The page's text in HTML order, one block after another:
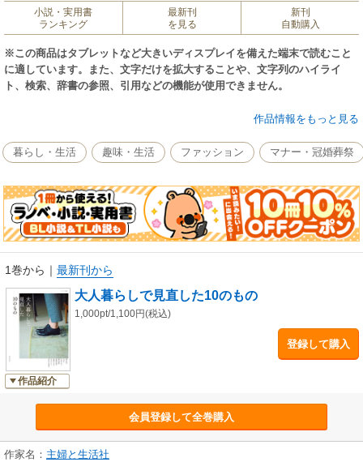
小説・実用書
ランキング
最新刊
を見る
新刊
自動購入
※この商品はタブレットなど大きいディスプレイを備えた端末で読むこと
に適しています。また、文字だけを拡大することや、文字列のハイライ
ト、検索、辞書の参照、引用などの機能が使用できません。
※電子版に『大人になって見直したものアンケート』ページは掲載されて
30代よりも40代、40代よりも50代、
素敵な先輩方は、そう口を揃えます。
経験を重ねてきたことで気持ちに余裕ができたり、
自分の好きなものに、まっすぐ正直になれたり、
とはいえ、ぶつかる壁も増えてくるようで……。
以前のようにシュッシュッと動くことはできなくなってくるし、
小さな文字は読みにくい。
家族との向き合い方や仕事の進め方だって、
変えざるを得なくなってくるかもしれません。
でもそれは、一度立ち止まって今の自分の暮らしを見直すための大切なス
大人ならではの壁を、愉快に乗り越えるためのもの、
気張らず、それらの壁に寄り添って暮らすために必要なものが実はたくさ
んあるんです。
作品情報をもっと見る
暮らし・生活 趣味・生活 ファッション マナー・冠婚葬祭
1巻から ｜ 最新刊から
作品紹介
大人暮らしで見直した10のもの
1,000pt/1,100円(税込)
登録して購入
会員登録して全巻購入
作家名： 主婦と生活社